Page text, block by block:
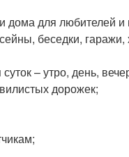
дома для любителей и
беседки,
– утро, день,
дорожек;